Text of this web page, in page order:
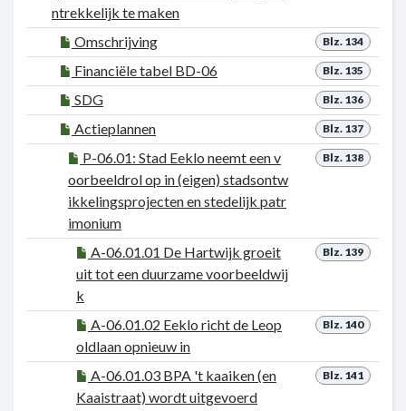
ntrekkelijk te maken
Blz. 134
Omschrijving
Blz. 135
Financiële tabel BD-06
Blz. 136
SDG
Blz. 137
Actieplannen
Blz. 138
P-06.01: Stad Eeklo neemt een v
oorbeeldrol op in (eigen) stadsontw
ikkelingsprojecten en stedelijk patr
imonium
Blz. 139
A-06.01.01 De Hartwijk groeit
uit tot een duurzame voorbeeldwij
k
Blz. 140
A-06.01.02 Eeklo richt de Leop
oldlaan opnieuw in
Blz. 141
A-06.01.03 BPA 't kaaiken (en
Kaaistraat) wordt uitgevoerd